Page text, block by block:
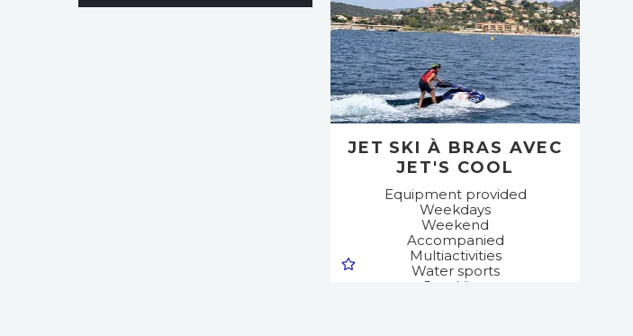
JET SKI À BRAS AVEC
JET'S COOL
Equipment provided
Weekdays
Weekend
Accompanied
Multiactivities
Water sports
Jet skiing